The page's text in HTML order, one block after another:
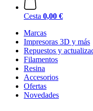
Cesta 0,00 €
Marcas
Impresoras 3D y más
Repuestos y
Filamentos
Resina
Accesorios
Ofertas
Novedades